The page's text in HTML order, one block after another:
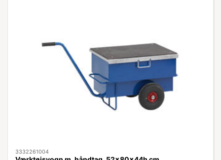
3332261004